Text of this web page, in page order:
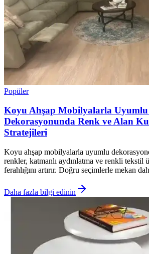
Popüler
Koyu Ahşap Mobilyalarla
Dekorasyonunda Renk ve Alan
Stratejileri
Koyu ahşap mobilyalarla uyumlu
renkler, katmanlı aydınlatma ve renkli tekstil
ferahlığını artırır. Doğru seçimlerle mekan
Daha fazla bilgi edinin